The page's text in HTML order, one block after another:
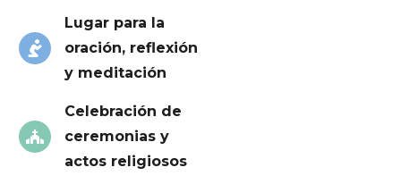
Lugar para la
oración, reflexión
y meditación
Celebración de
ceremonias y
actos religiosos